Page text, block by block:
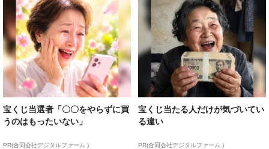
宝くじ当選者「〇〇をやらずに買
うのはもったいない」
PR(合同会社デジタルファーム )
宝くじ当たる人だけが気づいてい
る違い
PR(合同会社デジタルファーム )